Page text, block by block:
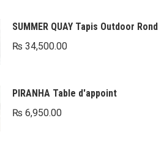
SUMMER QUAY Tapis Outdoor Rond
₨ 34,500.00
PIRANHA Table d'appoint
₨ 6,950.00